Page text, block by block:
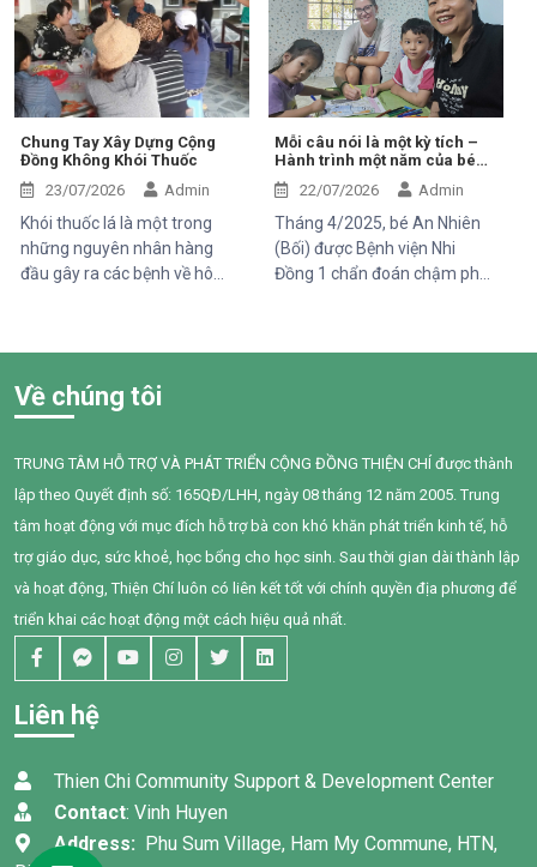
Mekong Plus tài trợ tại địa
phương.
Trung tâm trong những ngày
đầu mang theo rất nhiều thử
thách. Ngay từ khi chào đời,
em phải đối mặt với nhiều vấn
đề về sức khỏe, khiến quá
trình phát triển chậm hơn so
với các bạn cùng trang lứa.
Những điều tưởng như rất
bình thường đối với một đứa
trẻ lại là những cột mốc đầy
gian nan đối với em.
Chung Tay Xây Dựng Cộng
Đồng Không Khói Thuốc
23/07/2026
Admin
Khói thuốc lá là một trong
những nguyên nhân hàng
đầu gây ra các bệnh về hô
người hút thuốc bị ảnh hưởng
đặc biệt là trẻ em, phụ nữ
mang thai và người cao tuổi,
cũng phải đối mặt với nhiều
nguy cơ sức khỏe do hít phải
khói thuốc thụ động.
Mỗi câu nói là một kỳ tích –
Hành trình một năm của bé
An Nhiên (Bối)
22/07/2026 Admin
Tháng 4/2025, bé An Nhiên
(Bối) được Bệnh viện Nhi
Đồng 1 chẩn đoán chậm phát
gặp nhiều khó khăn trong
đồng hành tận tâm của các
cô giáo, sự kiên trì của gia
đình và nỗ lực không ngừng
của chính Bối, em đã có
những bước tiến đầy tự hào.
Về chúng tôi
TRUNG TÂM HỖ TRỢ VÀ PHÁT TRIỂN CỘNG ĐỒNG THIỆN CHÍ được thành
lập theo Quyết định số: 165QĐ/LHH, ngày 08 tháng 12 năm 2005. Trung
tâm hoạt động với mục đích hỗ trợ bà con khó khăn phát triển kinh tế, hỗ
trợ giáo dục, sức khoẻ, học bổng cho học sinh. Sau thời gian dài thành lập
và hoạt động, Thiện Chí luôn có liên kết tốt với chính quyền địa phương để
triển khai các hoạt động một cách hiệu quả nhất.
Liên hệ
Thien Chi Community Support & Development Center
Contact: Vinh Huyen
Address: Phu Sum Village, Ham My Commune, HTN,